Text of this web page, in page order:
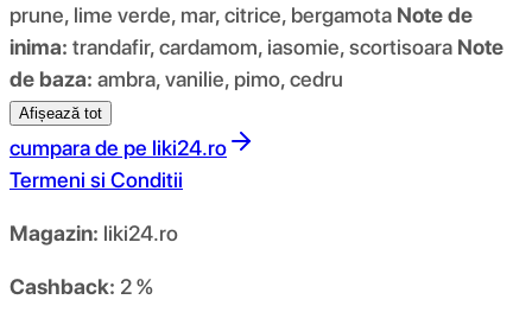
prune, lime verde, mar, citrice, bergamota Note de
inima: trandafir, cardamom, iasomie, scortisoara Note
de baza: ambra, vanilie, pimo, cedru
Afișează tot
cumpara de pe liki24.ro
Termeni si Conditii
Magazin: liki24.ro
Cashback: 2 %